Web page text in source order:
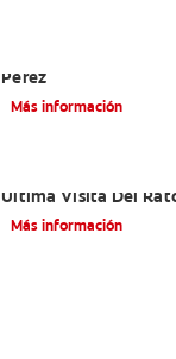
Pérez
Más información
Última Visita Del
Más información